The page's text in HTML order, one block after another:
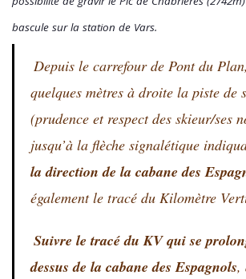
bascule sur la station de Vars.
Depuis le carrefour de Pont du
quelques mètres à droite la piste de
(prudence et respect des skieur/ses
jusqu’à la flèche signalétique
la direction de la cabane des
également le tracé du Kilomètre
Suivre le tracé du KV qui se
dessus de la cabane des Espagnols,